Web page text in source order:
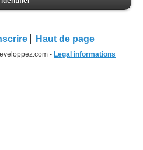
Haut de page
- Legal informations